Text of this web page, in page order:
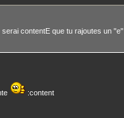
contentE que tu rajoutes un "e"
:content